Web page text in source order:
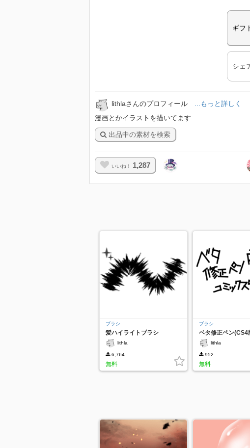
ギフ
シェ
lithlaさんのプロフィール
...もっと詳しく
漫画とかイラストを描いてます
出品中の素材を検索
いいね！ 1,287
ブラシ
髪ハイライトブラシ
lithla
6,764
無料
ブラシ
ベタ修正ペン(CS4
lithla
952
無料